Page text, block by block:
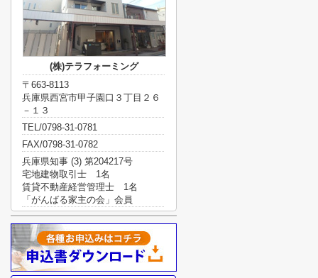
(株)テラフォーミング
〒663-8113
兵庫県西宮市甲子園口３丁目２６
－１３
TEL/0798-31-0781
FAX/0798-31-0782
兵庫県知事 (3) 第204217号
宅地建物取引士 1名
賃貸不動産経営管理士 1名
「がんばる家主の会」会員